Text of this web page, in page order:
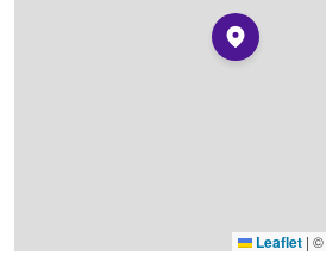
Leaflet | ©